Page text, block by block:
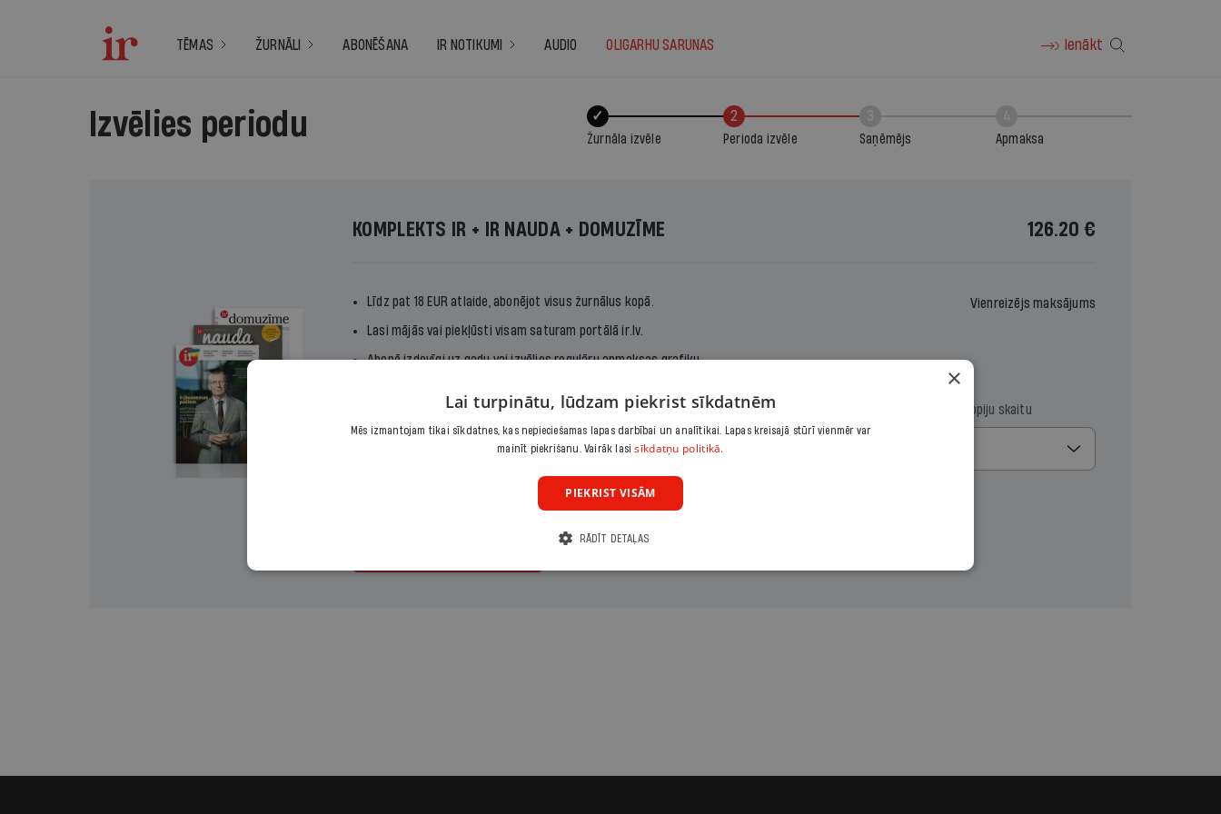
TĒMAS ŽURNĀLI ABONĒŠANA IR NOTIKUMI AUDIO OLIGARHU SARUNAS Ienākt
✓
Žurnāla izvēle
2
Perioda izvēle Saņēmējs Apmaksa
Izvēlies periodu
KOMPLEKTS IR + IR NAUDA + DOMUZĪME 126.20 €
Līdz pat 18 EUR atlaide, abonējot visus žurnālus kopā.
Lasi mājās vai piekļūsti visam saturam portālā ir.lv.
Abonē izdevīgi uz gadu vai izvēlies regulāru apmaksas grafiku.
Vienreizējs maksājums
Izvēlies maksājumu Izvēlies periodu
Gads
Izvēlies sākuma datumu Izvēlies kopiju skaitu
×
Lai turpinātu, lūdzam piekrist sīkdatnēm
Mēs izmantojam tikai sīkdatnes, kas nepieciešamas lapas darbībai un analītikai. Lapas kreisajā stūrī vienmēr var
mainīt piekrišanu. Vairāk lasisīkdatņu politikā.
PIEKRIST VISĀM
RĀDĪT DETAĻAS